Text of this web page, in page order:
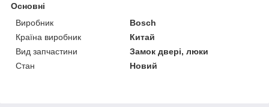
Основні
Виробник
Bosch
Країна виробник
Китай
Вид запчастини
Замок двері, люки
Стан
Новий